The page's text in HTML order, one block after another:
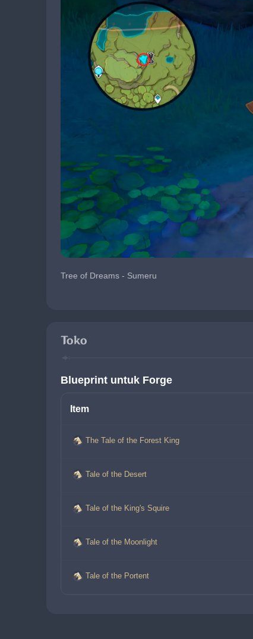
Tree of Dreams - Sumeru
Toko
Blueprint untuk Forge
Item
The Tale of the Forest King
Tale of the Desert
Tale of the King's Squire
Tale of the Moonlight
Tale of the Portent